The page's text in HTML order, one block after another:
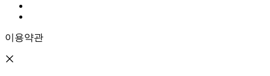
이용약관